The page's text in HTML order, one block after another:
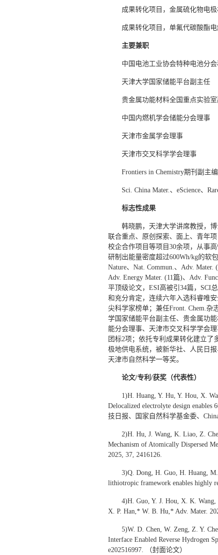
成果转化项目，金属硫化物电
成果转化项目，单氟代碳酸酯
主要兼职
中国电池工业协会特种电池分
天津大学国家储能平台副主任
贵金属功能材料全国重点实验
中国内燃机学会储能分会理事
天津市金属学会理事
天津市交叉科学学会理事
Frontiers in Chemistry期刊副主编
Sci. China Mater.、eScience、
标志性成果
韩晓鹏，天津大学讲席教授，
联合重点、原创探索、面上、青年
校企合作项目等项目30余项，从事
研制出能量密度超过600Wh/kg的软
Nature、Nat. Commun.、Adv.
Adv. Energy Mater. (11篇)、Adv.
平顶级论文，ESI高被引34篇，SCI
和充分肯定，连续六年入选科睿唯
尖科学家榜单；兼任Front. Chem.杂
学国家储能平台副主任、贵金属功
能分会理事、天津市交叉科学学会
团标2项；依托专利成果转化建立
极地供电系统，被新华社、人民日
天津市自然科学一等奖。
论文/专利/获奖（代表性）
1)H. Huang, Y. Hu, Y. Hou, X.
Delocalized electrolyte design enables
技日报、国家自然科学基金委、
2)H. Hu, J. Wang, K. Liao, Z.
Mechanism of Atomically Dispersed
2025, 37, 2416126.
3)Q. Dong, H. Guo, H. Huang,
lithiotropic framework enables highly
4)H. Guo, Y. J. Hou, X. K.
X. P. Han,* W. B. Hu,* Adv. Mater.
5)W. D. Chen, W. Zeng, Z. Y.
Interface Enabled Reverse Hydrogen
e202516997. （封面论文）